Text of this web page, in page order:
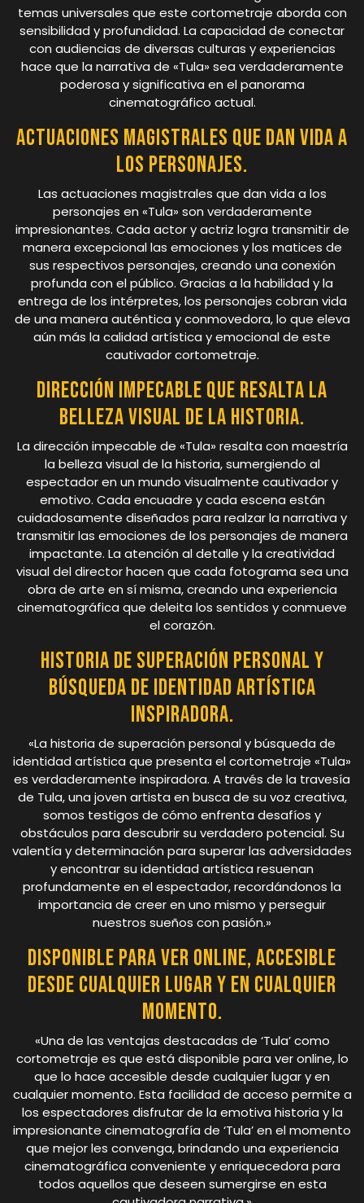
temas universales que este cortometraje aborda con
sensibilidad y profundidad. La capacidad de conectar
con audiencias de diversas culturas y experiencias
hace que la narrativa de «Tula» sea verdaderamente
poderosa y significativa en el panorama
cinematográfico actual.
Actuaciones magistrales que dan vida a
los personajes.
Las actuaciones magistrales que dan vida a los
personajes en «Tula» son verdaderamente
impresionantes. Cada actor y actriz logra transmitir de
manera excepcional las emociones y los matices de
sus respectivos personajes, creando una conexión
profunda con el público. Gracias a la habilidad y la
entrega de los intérpretes, los personajes cobran vida
de una manera auténtica y conmovedora, lo que eleva
aún más la calidad artística y emocional de este
cautivador cortometraje.
Dirección impecable que resalta la
belleza visual de la historia.
La dirección impecable de «Tula» resalta con maestría
la belleza visual de la historia, sumergiendo al
espectador en un mundo visualmente cautivador y
emotivo. Cada encuadre y cada escena están
cuidadosamente diseñados para realzar la narrativa y
transmitir las emociones de los personajes de manera
impactante. La atención al detalle y la creatividad
visual del director hacen que cada fotograma sea una
obra de arte en sí misma, creando una experiencia
cinematográfica que deleita los sentidos y conmueve
el corazón.
Historia de superación personal y
búsqueda de identidad artística
inspiradora.
«La historia de superación personal y búsqueda de
identidad artística que presenta el cortometraje «Tula»
es verdaderamente inspiradora. A través de la travesía
de Tula, una joven artista en busca de su voz creativa,
somos testigos de cómo enfrenta desafíos y
obstáculos para descubrir su verdadero potencial. Su
valentía y determinación para superar las adversidades
y encontrar su identidad artística resuenan
profundamente en el espectador, recordándonos la
importancia de creer en uno mismo y perseguir
nuestros sueños con pasión.»
Disponible para ver online, accesible
desde cualquier lugar y en cualquier
momento.
«Una de las ventajas destacadas de ‘Tula’ como
cortometraje es que está disponible para ver online, lo
que lo hace accesible desde cualquier lugar y en
cualquier momento. Esta facilidad de acceso permite a
los espectadores disfrutar de la emotiva historia y la
impresionante cinematografía de ‘Tula’ en el momento
que mejor les convenga, brindando una experiencia
cinematográfica conveniente y enriquecedora para
todos aquellos que deseen sumergirse en esta